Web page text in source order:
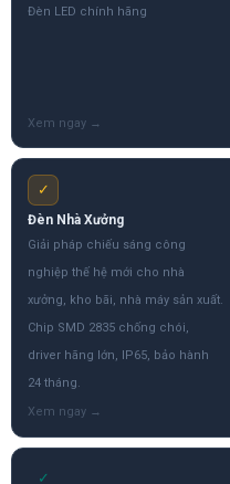
Đèn LED chính hãng
✓
Đèn Nhà Xưởng
Giải pháp chiếu sáng công
nghiệp thế hệ mới cho nhà
xưởng, kho bãi, nhà máy sản xuất.
Chip SMD 2835 chống chói,
driver hãng lớn, IP65, bảo hành
24 tháng.
✓